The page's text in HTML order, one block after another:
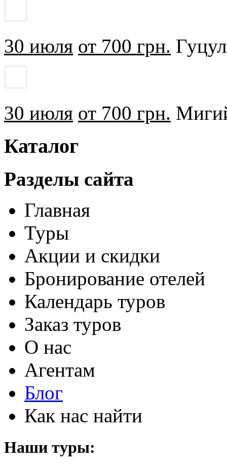
30 июля от 700 грн.
30 июля от 700 грн.
Каталог
Разделы сайта
Главная
Туры
Акции и скидки
Бронирование отелей
Календарь туров
Заказ туров
О нас
Агентам
Блог
Как нас найти
Наши туры: